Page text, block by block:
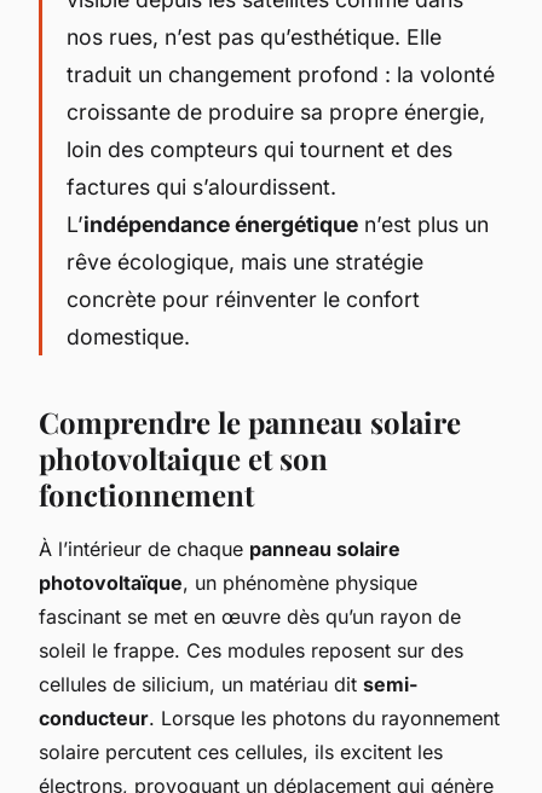
nos rues, n’est pas qu’esthétique. Elle
traduit un changement profond : la volonté
croissante de produire sa propre énergie,
loin des compteurs qui tournent et des
factures qui s’alourdissent.
L’indépendance énergétique n’est plus un
rêve écologique, mais une stratégie
concrète pour réinventer le confort
domestique.
Comprendre le panneau solaire
photovoltaique et son
fonctionnement
À l’intérieur de chaque panneau solaire
photovoltaïque, un phénomène physique
fascinant se met en œuvre dès qu’un rayon de
soleil le frappe. Ces modules reposent sur des
cellules de silicium, un matériau dit semi-
conducteur. Lorsque les photons du rayonnement
solaire percutent ces cellules, ils excitent les
électrons, provoquant un déplacement qui génère